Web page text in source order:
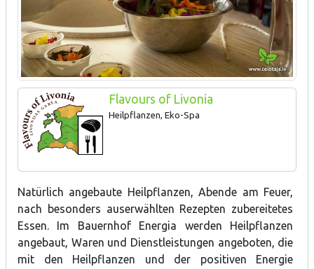
Flavours of Livonia
Heilpflanzen, Eko-Spa
Natürlich angebaute Heilpflanzen, Abende am Feuer,
nach besonders auserwählten Rezepten zubereitetes
Essen. Im Bauernhof Energia werden Heilpflanzen
angebaut, Waren und Dienstleistungen angeboten, die
mit den Heilpflanzen und der positiven Energie